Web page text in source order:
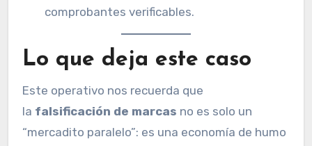
comprobantes verificables.
Lo que deja este caso
Este operativo nos recuerda que
la falsificación de marcas no es solo un
“mercadito paralelo”: es una economía de humo